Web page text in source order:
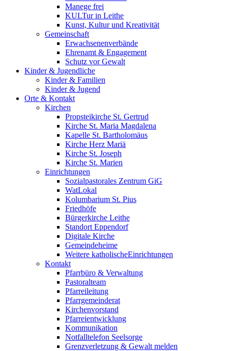
Manege frei
KULTur in Leithe
Kunst, Kultur und Kreativität
Gemeinschaft
Erwachsenenverbände
Ehrenamt & Engagement
Schutz vor Gewalt
Kinder & Jugendliche
Kinder & Familien
Kinder & Jugend
Orte & Kontakt
Kirchen
Propsteikirche St. Gertrud
Kirche St. Maria Magdalena
Kapelle St. Bartholomäus
Kirche Herz Mariä
Kirche St. Joseph
Kirche St. Marien
Einrichtungen
Sozialpastorales Zentrum GiG
WatLokal
Kolumbarium St. Pius
Friedhöfe
Bürgerkirche Leithe
Standort Eppendorf
Digitale Kirche
Gemeindeheime
Weitere katholische­­Einrichtungen
Kontakt
Pfarrbüro & Verwaltung
Pastoralteam
Pfarreileitung
Pfarrgemeinderat
Kirchenvorstand
Pfarreientwicklung
Kommunikation
Notfalltelefon Seelsorge
Grenzverletzung & Gewalt melden